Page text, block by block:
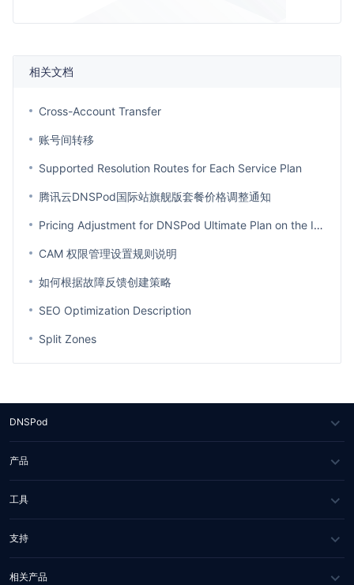
相关文档
Cross-Account Transfer
账号间转移
Supported Resolution Routes for Each Service Plan
腾讯云DNSPod国际站旗舰版套餐价格调整通知
Pricing Adjustment for DNSPod Ultimate Plan on the International Site
CAM 权限管理设置规则说明
如何根据故障反馈创建策略
SEO Optimization Description
Split Zones
DNSPod
关于我们
媒体报道
合作伙伴
联系我们
产品
DNS
SSL 证书
工具
WHOIS 查询
域名诊断
支持
常见问题
相关产品